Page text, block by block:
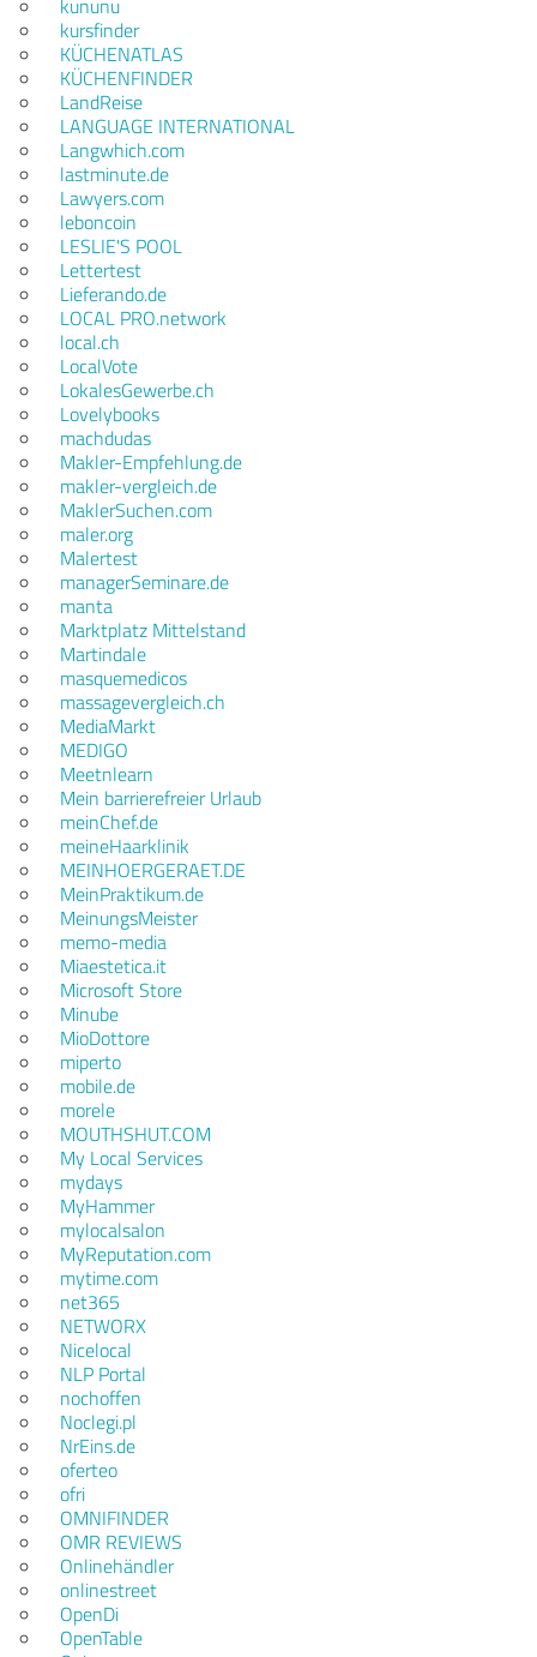
kununu
kursfinder
KÜCHENATLAS
KÜCHENFINDER
LandReise
LANGUAGE INTERNATIONAL
Langwhich.com
lastminute.de
Lawyers.com
leboncoin
LESLIE'S POOL
Lettertest
Lieferando.de
LOCAL PRO.network
local.ch
LocalVote
LokalesGewerbe.ch
Lovelybooks
machdudas
Makler-Empfehlung.de
makler-vergleich.de
MaklerSuchen.com
maler.org
Malertest
managerSeminare.de
manta
Marktplatz Mittelstand
Martindale
masquemedicos
massagevergleich.ch
MediaMarkt
MEDIGO
Meetnlearn
Mein barrierefreier Urlaub
meinChef.de
meineHaarklinik
MEINHOERGERAET.DE
MeinPraktikum.de
MeinungsMeister
memo-media
Miaestetica.it
Microsoft Store
Minube
MioDottore
miperto
mobile.de
morele
MOUTHSHUT.COM
My Local Services
mydays
MyHammer
mylocalsalon
MyReputation.com
mytime.com
net365
NETWORX
Nicelocal
NLP Portal
nochoffen
Noclegi.pl
NrEins.de
oferteo
ofri
OMNIFINDER
OMR REVIEWS
Onlinehändler
onlinestreet
OpenDi
OpenTable